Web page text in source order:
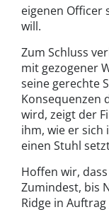
eigenen Officer
will.
Zum Schluss
mit gezogener
seine gerechte
Konsequenzen
wird, zeigt der
ihm, wie er
einen Stuhl
Hoffen wir,
Zumindest, bis
Ridge in